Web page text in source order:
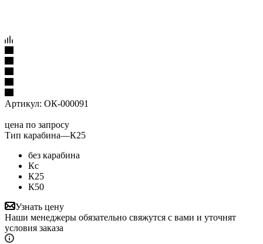
Артикул: ОК-000091
цена по запросу
Тип карабина—К25
без карабина
Кс
К25
К50
Узнать цену
Наши менеджеры обязательно свяжутся с вами и уточнят
условия заказа